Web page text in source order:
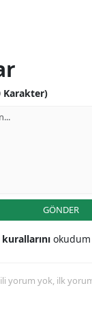
Karakter)
GÖNDER
yorum yok, ilk